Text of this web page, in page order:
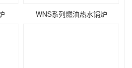
WNS系列燃油热水锅炉